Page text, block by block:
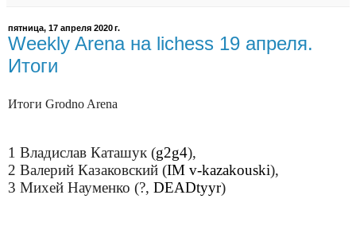
пятница, 17 апреля 2020 г.
Weekly Arena на lichess 19 апреля.
Итоги
Итоги Grodno Arena
1 Владислав Каташук (g2g4),
2 Валерий Казаковский (IM v-kazakouski),
3 Михей Науменко (?, DEADtyyr)